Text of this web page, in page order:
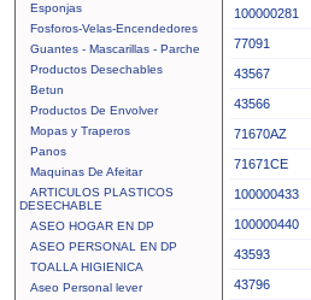
Esponjas
Fosforos-Velas-Encendedores
Guantes - Mascarillas - Parche
Productos Desechables
Betun
Productos De Envolver
Mopas y Traperos
Panos
Maquinas De Afeitar
ARTICULOS PLASTICOS
DESECHABLE
ASEO HOGAR EN DP
ASEO PERSONAL EN DP
TOALLA HIGIENICA
Aseo Personal lever
100000281
77091
43567
43566
71670AZ
71671CE
100000433
100000440
43593
43796